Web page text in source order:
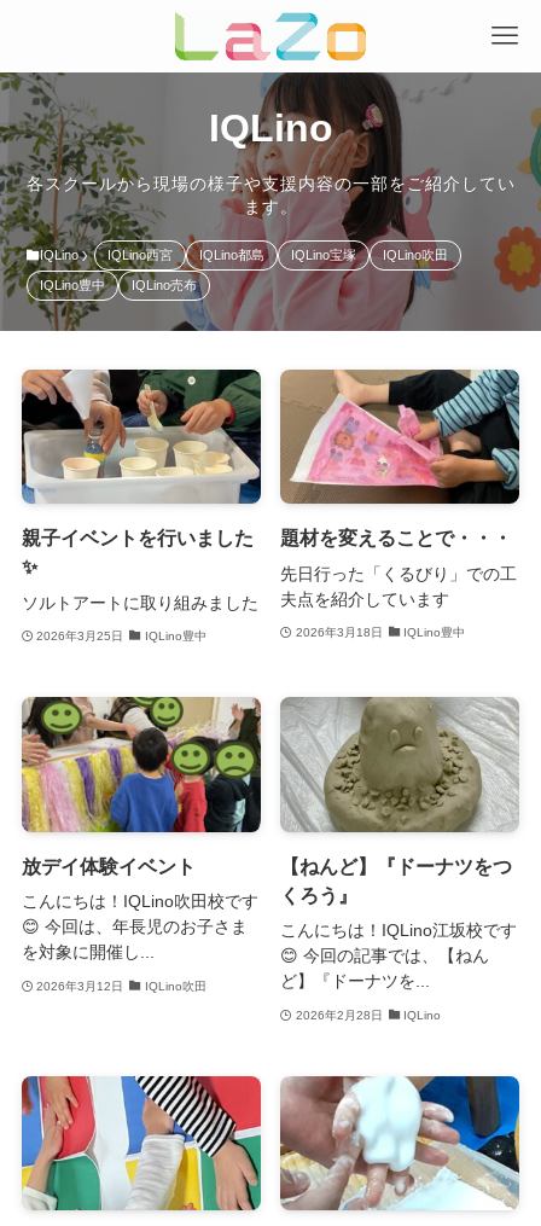
IQLino
各スクールから現場の様子や支援内容の一部をご紹介してい
ます。
IQLino IQLino西宮 IQLino都島 IQLino宝塚 IQLino吹田
IQLino豊中 IQLino売布
親子イベントを行いました
✨
ソルトアートに取り組みました
2026年3月25日 IQLino豊中
題材を変えることで・・・
先日行った「くるびり」での工
夫点を紹介しています
2026年3月18日 IQLino豊中
放デイ体験イベント
こんにちは！IQLino吹田校です
😊 今回は、年長児のお子さま
を対象に開催し...
2026年3月12日 IQLino吹田
【ねんど】『ドーナツをつ
くろう』
こんにちは！IQLino江坂校です
😊 今回の記事では、【ねん
ど】『ドーナツを...
2026年2月28日 IQLino